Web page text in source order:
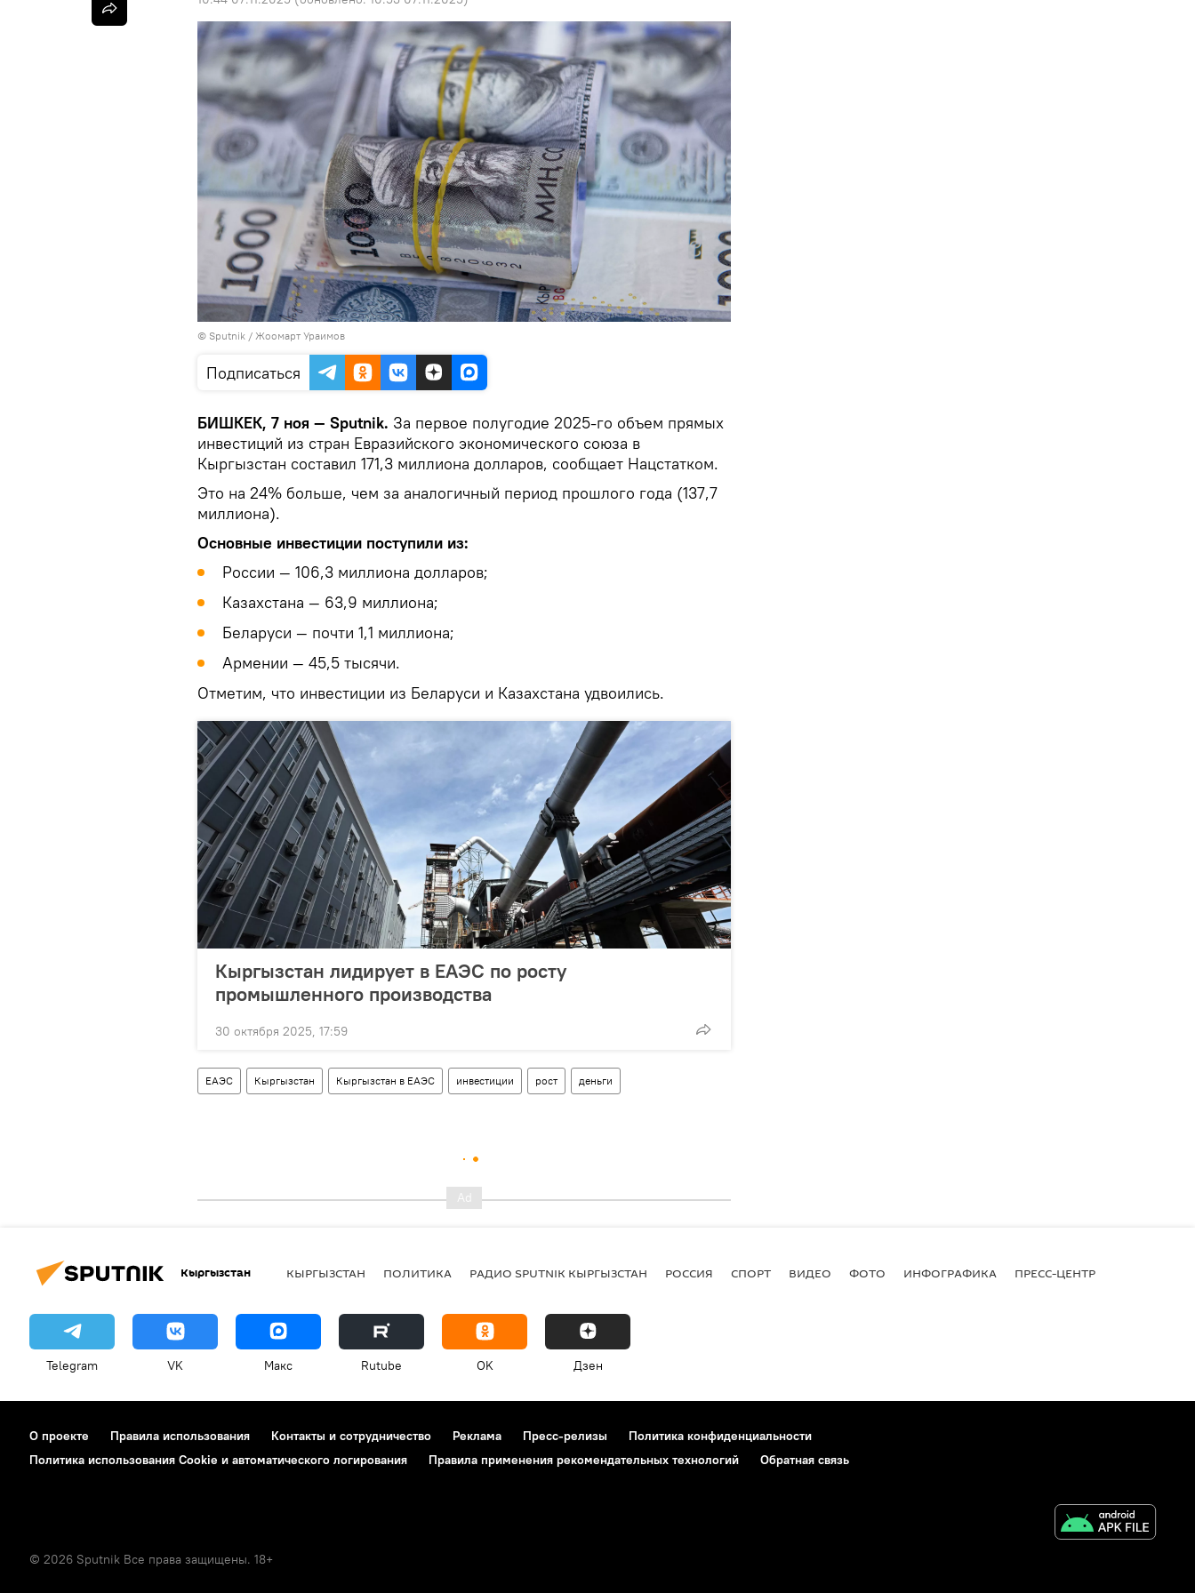
© Sputnik / Жоомарт Ураимов
Подписаться
БИШКЕК, 7 ноя — Sputnik. За первое полугодие 2025-го объем прямых
инвестиций из стран Евразийского экономического союза в
Кыргызстан составил 171,3 миллиона долларов, сообщает Нацстатком.
Это на 24% больше, чем за аналогичный период прошлого года (137,7
миллиона).
Основные инвестиции поступили из:
России — 106,3 миллиона долларов;
Казахстана — 63,9 миллиона;
Беларуси — почти 1,1 миллиона;
Армении — 45,5 тысячи.
Отметим, что инвестиции из Беларуси и Казахстана удвоились.
Кыргызстан лидирует в ЕАЭС по росту
промышленного производства
30 октября 2025, 17:59
ЕАЭС Кыргызстан Кыргызстан в ЕАЭС инвестиции рост деньги
Кыргызстан КЫРГЫЗСТАН ПОЛИТИКА РАДИО SPUTNIK КЫРГЫЗСТАН РОССИЯ СПОРТ ВИДЕО ФОТО ИНФОГРАФИКА ПРЕСС-ЦЕНТР
Telegram VK Макс Rutube OK Дзен
О проекте Правила использования Контакты и сотрудничество Реклама Пресс-релизы
Политика конфиденциальности
Политика использования Cookie и автоматического логирования
Правила применения рекомендательных технологий Обратная связь
© 2026 Sputnik Все права защищены. 18+